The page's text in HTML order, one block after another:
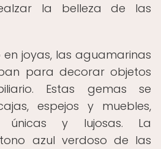
la belleza de las
joyas, las aguamarinas
para decorar objetos
Estas gemas se
espejos y muebles,
únicas y lujosas. La
azul verdoso de las